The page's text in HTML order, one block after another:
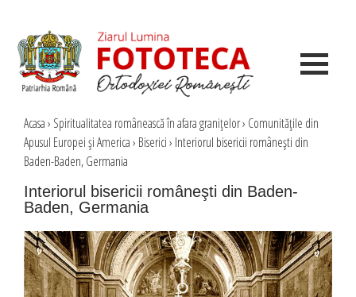
Acasa› Spiritualitatea românească în afara graniţelor› Comunităţile din
Apusul Europei şi America› Biserici› Interiorul bisericii româneşti din
Baden-Baden, Germania
Interiorul bisericii româneşti din Baden-
Baden, Germania